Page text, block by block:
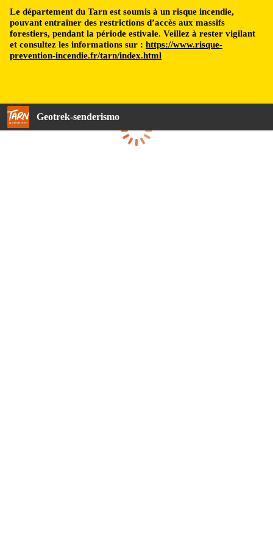
Le département du Tarn est soumis à un risque incendie,
pouvant entraîner des restrictions d’accès aux massifs
forestiers, pendant la période estivale. Veillez à rester vigilant
et consultez les informations sur : https://www.risque-
prevention-incendie.fr/tarn/index.html
Geotrek-senderismo
Cargando